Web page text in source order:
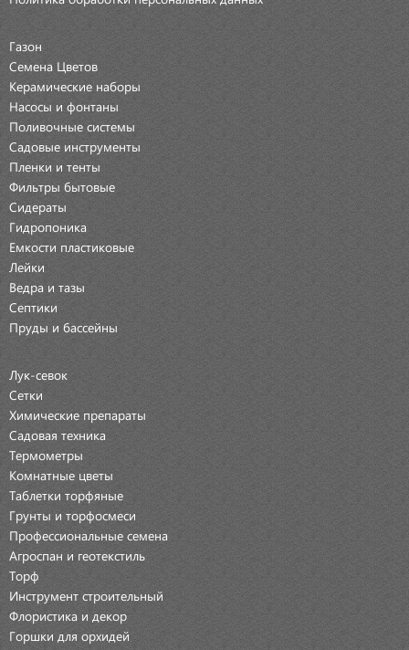
Газон
Семена Цветов
Керамические наборы
Насосы и фонтаны
Поливочные системы
Садовые инструменты
Пленки и тенты
Фильтры бытовые
Сидераты
Гидропоника
Емкости пластиковые
Лейки
Ведра и тазы
Септики
Пруды и бассейны
Лук-севок
Сетки
Химические препараты
Садовая техника
Термометры
Комнатные цветы
Таблетки торфяные
Грунты и торфосмеси
Профессиональные семена
Агроспан и геотекстиль
Торф
Инструмент строительный
Флористика и декор
Горшки для орхидей